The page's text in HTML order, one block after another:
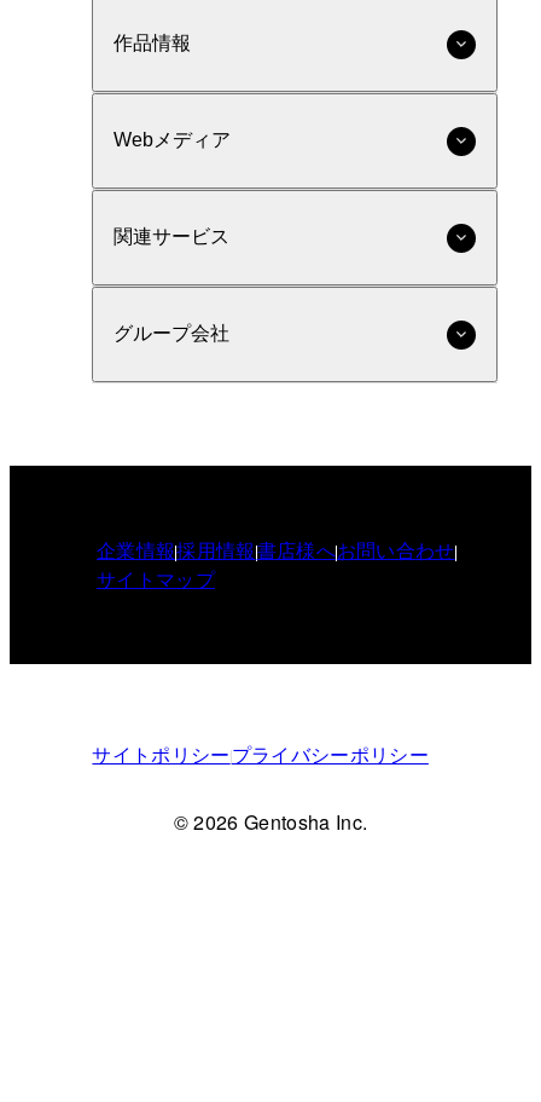
作品情報
Webメディア
関連サービス
グループ会社
企業情報採用情報書店様へお問い合わせ
サイトマップ
サイトポリシープライバシーポリシー
© 2026 Gentosha Inc.